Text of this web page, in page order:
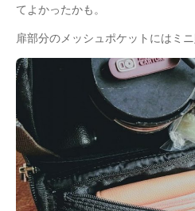
てよかったかも。
扉部分のメッシュポケットにはミニ